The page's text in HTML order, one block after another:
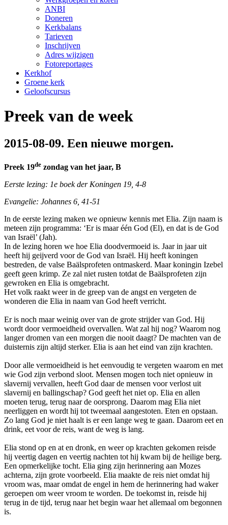
ANBI
Doneren
Kerkbalans
Tarieven
Inschrijven
Adres wijzigen
Fotoreportages
Kerkhof
Groene kerk
Geloofscursus
Preek van de week
2015-08-09. Een nieuwe morgen.
Preek 19de zondag van het jaar, B
Eerste lezing: 1e boek der Koningen 19, 4-8
Evangelie: Johannes 6, 41-51
In de eerste lezing maken we opnieuw kennis met Elia. Zijn naam is
meteen zijn programma: ‘Er is maar één God (El), en dat is de God
van Israël’ (Jah).
In de lezing horen we hoe Elia doodvermoeid is. Jaar in jaar uit
heeft hij geijverd voor de God van Israël. Hij heeft koningen
bestreden, de valse Baälsprofeten ontmaskerd. Maar koningin Izebel
geeft geen krimp. Ze zal niet rusten totdat de Baälsprofeten zijn
gewroken en Elia is omgebracht.
Het volk raakt weer in de greep van de angst en vergeten de
wonderen die Elia in naam van God heeft verricht.
Er is noch maar weinig over van de grote strijder van God. Hij
wordt door vermoeidheid overvallen. Wat zal hij nog? Waarom nog
langer dromen van een morgen die nooit daagt? De machten van de
duisternis zijn altijd sterker. Elia is aan het eind van zijn krachten.
Door alle vermoeidheid is het eenvoudig te vergeten waarom en met
wie God zijn verbond sloot. Mensen mogen toch niet opnieuw in
slavernij vervallen, heeft God daar de mensen voor verlost uit
slavernij en ballingschap? God geeft het niet op. Elia en allen
moeten terug, terug naar de oorsprong. Daarom mag Elia niet
neerliggen en wordt hij tot tweemaal aangestoten. Eten en opstaan.
Zo lang God je niet haalt is er een lange weg te gaan. Daarom eet en
drink, eet voor de reis, want de weg is lang.
Elia stond op en at en dronk, en weer op krachten gekomen reisde
hij veertig dagen en veertig nachten tot hij kwam bij de heilige berg.
Een opmerkelijke tocht. Elia ging zijn herinnering aan Mozes
achterna, zijn grote voorbeeld. Elia maakte de reis niet omdat hij
vroom was, maar omdat de engel in hem de herinnering had waker
geroepen om weer vroom te worden. De toekomst in, reisde hij
terug in de tijd, terug naar het begin waar het allemaal om begonnen
is.